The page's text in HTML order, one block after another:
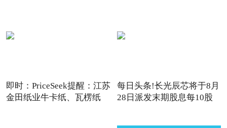
即时：PriceSeek提醒：江苏
金田纸业牛卡纸、瓦楞纸
每日头条!长光辰芯将于8月
28日派发末期股息每10股